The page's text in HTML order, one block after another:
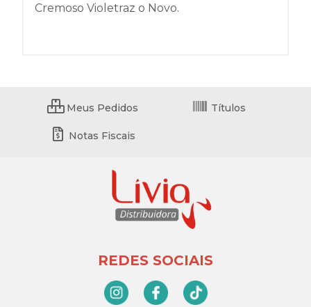
Cremoso Violetraz o Novo.
Meus Pedidos Títulos
Notas Fiscais
REDES SOCIAIS